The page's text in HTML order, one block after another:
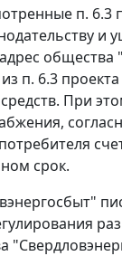
п. 6.3
и
п. 6.3
При
срок.